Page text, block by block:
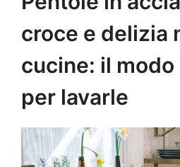
croce e delizia
cucine: il
per lavarle